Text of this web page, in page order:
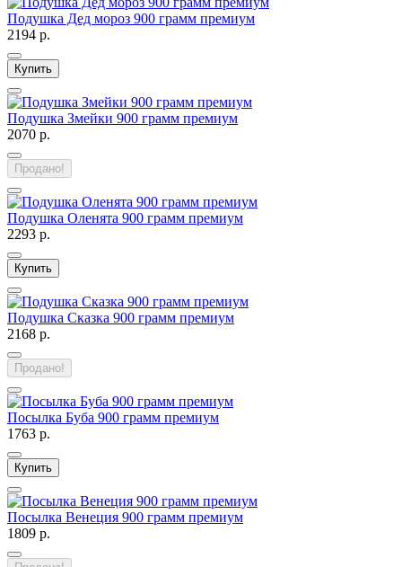
Подушка Дед мороз 900 грамм премиум
2194 р.
Купить
Подушка Змейки 900 грамм премиум
2070 р.
Продано!
Подушка Оленята 900 грамм премиум
2293 р.
Купить
Подушка Сказка 900 грамм премиум
2168 р.
Продано!
Посылка Буба 900 грамм премиум
1763 р.
Купить
Посылка Венеция 900 грамм премиум
1809 р.